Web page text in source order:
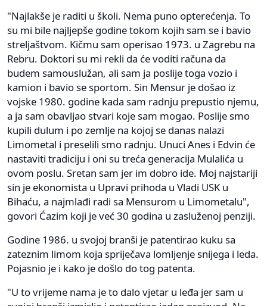
"Najlakše je raditi u školi. Nema puno opterećenja. To
su mi bile najljepše godine tokom kojih sam se i bavio
streljaštvom. Kičmu sam operisao 1973. u Zagrebu na
Rebru. Doktori su mi rekli da će voditi računa da
budem samouslužan, ali sam ja poslije toga vozio i
kamion i bavio se sportom. Sin Mensur je došao iz
vojske 1980. godine kada sam radnju prepustio njemu,
a ja sam obavljao stvari koje sam mogao. Poslije smo
kupili dulum i po zemlje na kojoj se danas nalazi
Limometal i preselili smo radnju. Unuci Anes i Edvin će
nastaviti tradiciju i oni su treća generacija Mulalića u
ovom poslu. Sretan sam jer im dobro ide. Moj najstariji
sin je ekonomista u Upravi prihoda u Vladi USK u
Bihaću, a najmlađi radi sa Mensurom u Limometalu",
govori Ćazim koji je već 30 godina u zasluženoj penziji.
Godine 1986. u svojoj branši je patentirao kuku sa
zateznim limom koja spriječava lomljenje snijega i leda.
Pojasnio je i kako je došlo do tog patenta.
"U to vrijeme nama je to dalo vjetar u leđa jer sam u